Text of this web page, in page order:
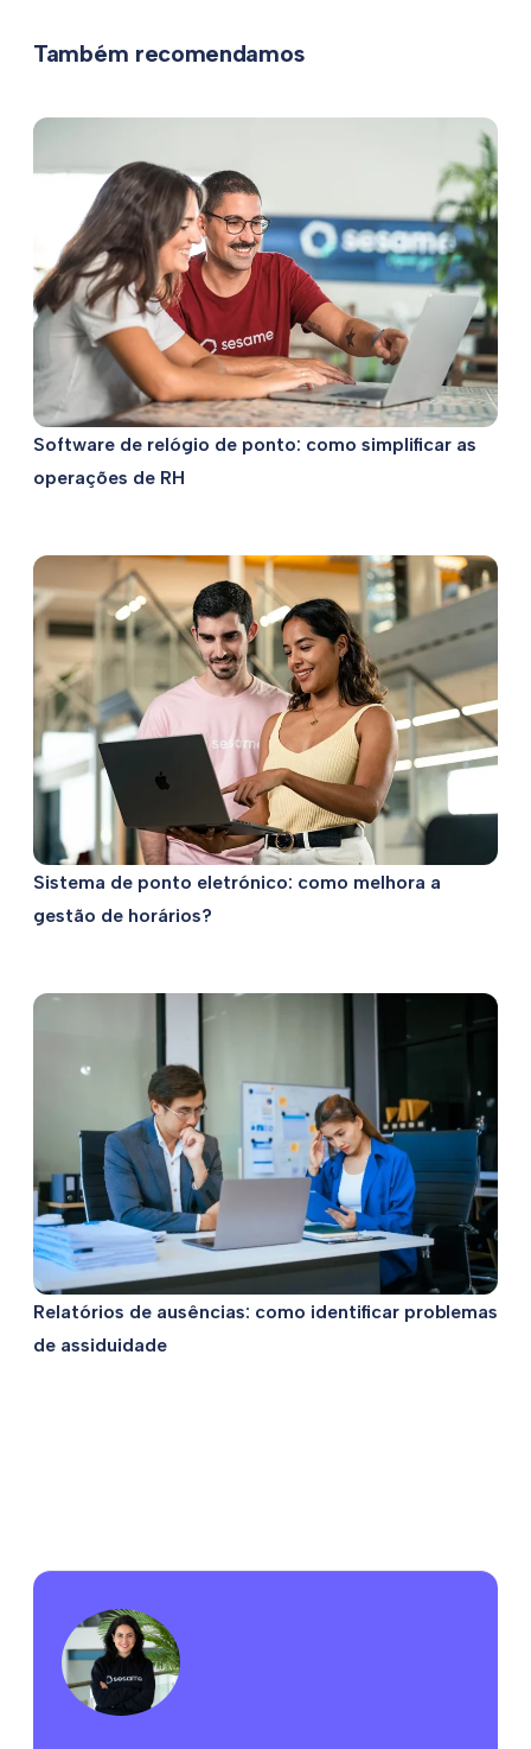
Também recomendamos
Software de relógio de ponto: como simplificar as
operações de RH
Sistema de ponto eletrónico: como melhora a
gestão de horários?
Relatórios de ausências: como identificar problemas
de assiduidade